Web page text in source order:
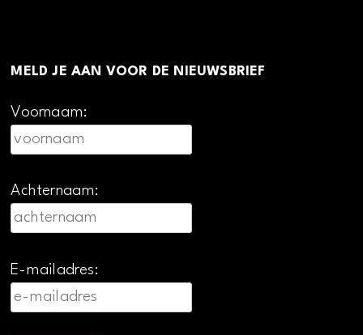
MELD JE AAN VOOR DE NIEUWSBRIEF
Voornaam:
Achternaam:
E-mailadres: